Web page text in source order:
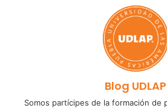
Blog UDLAP
Somos partícipes de la formación de